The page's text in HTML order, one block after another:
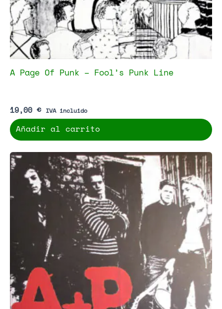
A Page Of Punk – Fool’s Punk Line
19,00 € IVA incluido
Añadir al carrito